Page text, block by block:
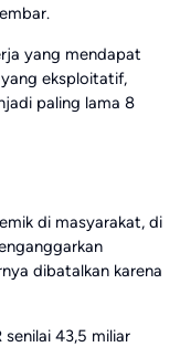
yang mendapat
eksploitatif,
paling lama 8
di masyarakat, di
dibatalkan karena
43,5 miliar